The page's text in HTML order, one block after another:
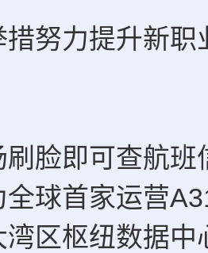
措努力提升新职
刷脸即可查航班
全球首家运营
湾区枢纽数据中